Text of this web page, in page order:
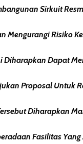
Sirkuit
Mengurangi Risiko
Diharapkan Dapat
Proposal Untuk
Diharapkan
Fasilitas